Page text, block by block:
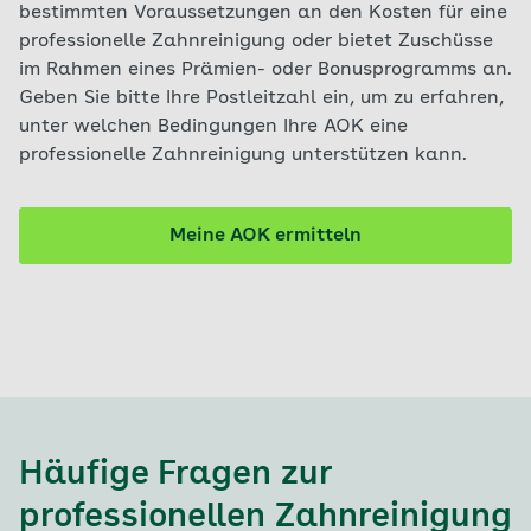
bestimmten Voraussetzungen an den Kosten für eine
professionelle Zahnreinigung oder bietet Zuschüsse
im Rahmen eines Prämien- oder Bonusprogramms an.
Geben Sie bitte Ihre Postleitzahl ein, um zu erfahren,
unter welchen Bedingungen Ihre AOK eine
professionelle Zahnreinigung unterstützen kann.
Meine AOK ermitteln
Häufige Fragen zur
professionellen Zahnreinigung